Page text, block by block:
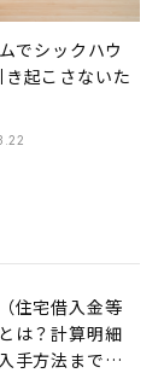
でシックハウ
き起こさないた
住宅借入金等
は？計算明細
手方法までの